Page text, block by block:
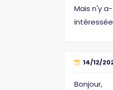
Mais n'y
14/12/
Bonjour,